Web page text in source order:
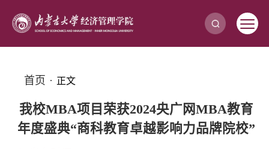
首页 · 正文
我校MBA项目荣获2024央广网MBA教育
年度盛典“商科教育卓越影响力品牌院校”